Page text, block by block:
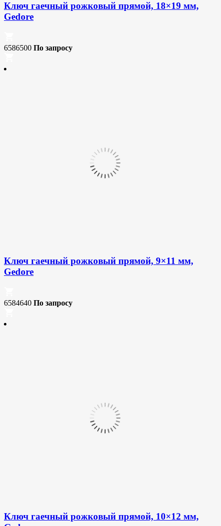
Ключ гаечный рожковый прямой, 18×19 мм,
Gedore
6586500 По запросу
Ключ гаечный рожковый прямой, 9×11 мм,
Gedore
6584640 По запросу
Ключ гаечный рожковый прямой, 10×12 мм,